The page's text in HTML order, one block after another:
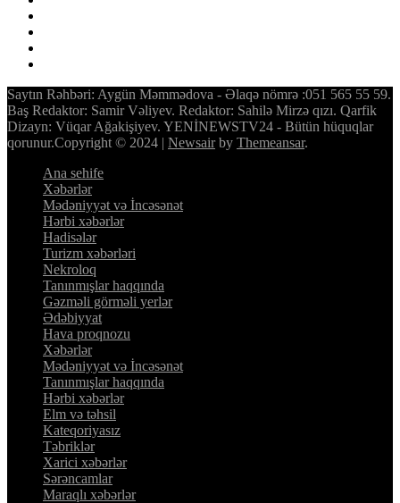
Saytın Rəhbəri: Aygün Məmmədova - Əlaqə nömrə :051 565 55 59.
Baş Redaktor: Samir Vəliyev. Redaktor: Sahilə Mirzə qızı. Qarfik
Dizayn: Vüqar Ağakişiyev. YENİNEWSTV24 - Bütün hüquqlar
qorunur.Copyright © 2024 | Newsairby Themeansar.
Ana sehife
Xəbərlər
Mədəniyyət və İncəsənət
Hərbi xəbərlər
Hadisələr
Turizm xəbərləri
Nekroloq
Tanınmışlar haqqında
Gəzməli görməli yerlər
Ədəbiyyat
Hava proqnozu
Xəbərlər
Mədəniyyət və İncəsənət
Tanınmışlar haqqında
Hərbi xəbərlər
Elm və təhsil
Kateqoriyasız
Təbriklər
Xarici xəbərlər
Sərəncamlar
Maraqlı xəbərlər